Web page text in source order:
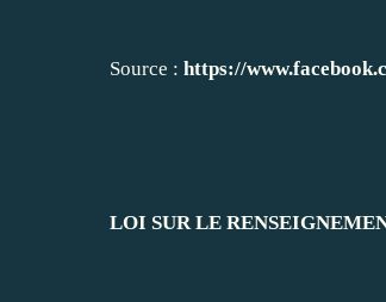
Source : https://
LOI SUR LE